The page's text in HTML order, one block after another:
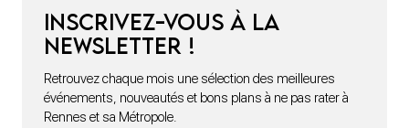
Inscrivez-vous à la
newsletter !
Retrouvez chaque mois une sélection des meilleures
événements, nouveautés et bons plans à ne pas rater à
Rennes et sa Métropole.